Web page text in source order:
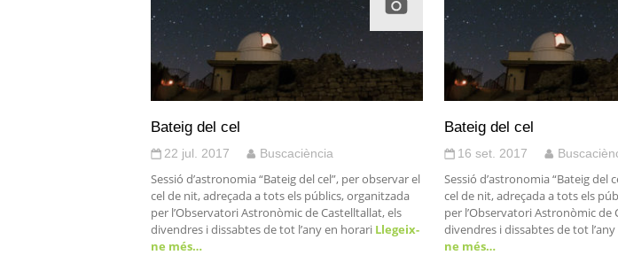
Bateig del cel
22 jul. 2017 Buscaciència
Sessió d’astronomia “Bateig del cel”, per observar el
cel de nit, adreçada a tots els públics, organitzada
per l’Observatori Astronòmic de Castelltallat, els
divendres i dissabtes de tot l’any en horari Llegeix-
ne més…
Bateig del cel
16 set. 2017
Sessió d’astronomia “Bateig del
cel de nit, adreçada a tots els
per l’Observatori Astronòmic de
divendres i dissabtes de tot
ne més…